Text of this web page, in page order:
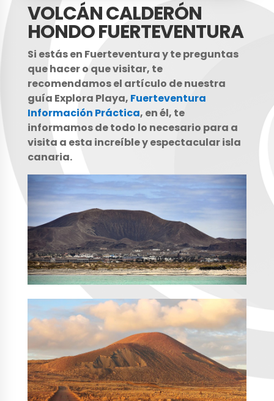
VOLCÁN CALDERÓN
HONDO FUERTEVENTURA
Si estás en Fuerteventura y te preguntas
que hacer o que visitar, te
recomendamos el artículo de nuestra
guía Explora Playa, Fuerteventura
Información Práctica, en él, te
informamos de todo lo necesario para a
visita a esta increíble y espectacular isla
canaria.